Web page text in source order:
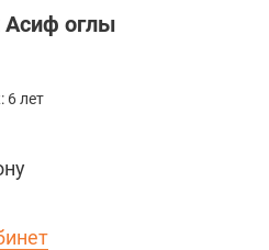
оглы
6 лет